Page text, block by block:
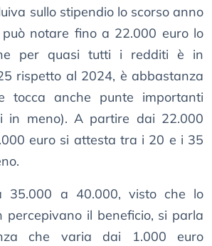
sullo stipendio lo scorso anno
può notare fino a 22.000 euro lo
per quasi tutti i redditi è in
rispetto al 2024, è abbastanza
tocca anche punte importanti
in meno). A partire dai 22.000
euro si attesta tra i 20 e i 35
35.000 a 40.000, visto che lo
percepivano il beneficio, si parla
che varia dai 1.000 euro